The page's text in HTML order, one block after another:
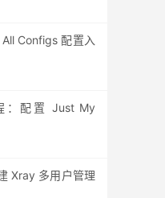
Configs 配置入
：配置 Just My
Xray 多用户管理